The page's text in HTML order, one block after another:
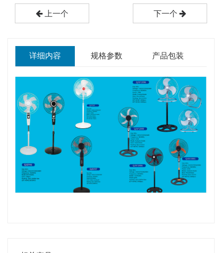
上一个 下一个
详细内容 规格参数 产品包装